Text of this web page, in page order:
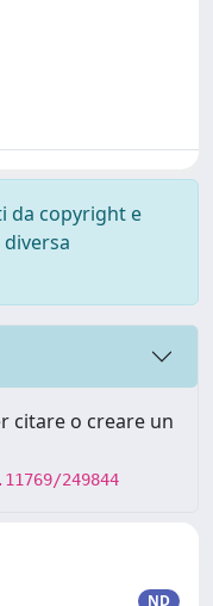
da copyright e
citare o creare un
249844
ND